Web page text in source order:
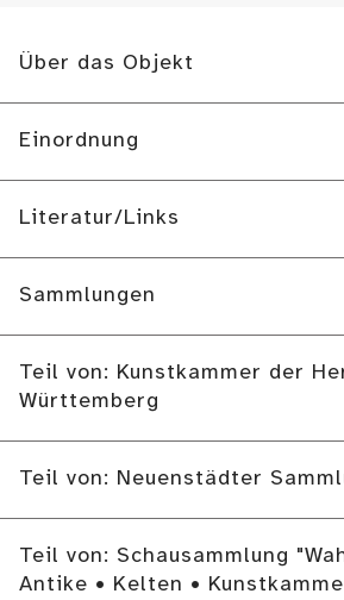
Über das Objekt
Einordnung
Literatur/Links
Sammlungen
Teil von: Kunstkammer der
Württemberg
Teil von: Neuenstädter
Teil von: Schausammlung
Antike • Kelten •